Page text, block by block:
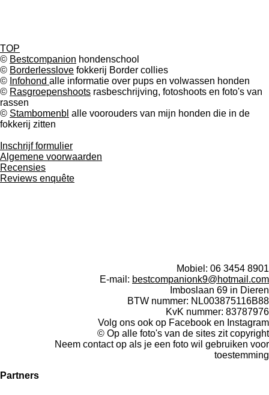
TOP
© Bestcompanion hondenschool
© Borderlesslove fokkerij Border collies
© Infohond alle informatie over pups en volwassen honden
© Rasgroepenshoots rasbeschrijving, fotoshoots en foto's van
rassen
© Stambomenbl alle voorouders van mijn honden die in de
fokkerij zitten
Inschrijf formulier
Algemene voorwaarden
Recensies
Reviews enquête
Mobiel: 06 3454 8901
E-mail: bestcompanionk9@hotmail.com
Imboslaan 69 in Dieren
BTW nummer: NL003875116B88
KvK nummer: 83787976
Volg ons ook op Facebook en Instagram
© Op alle foto's van de sites zit copyright
Neem contact op als je een foto wil gebruiken voor
toestemming
Partners